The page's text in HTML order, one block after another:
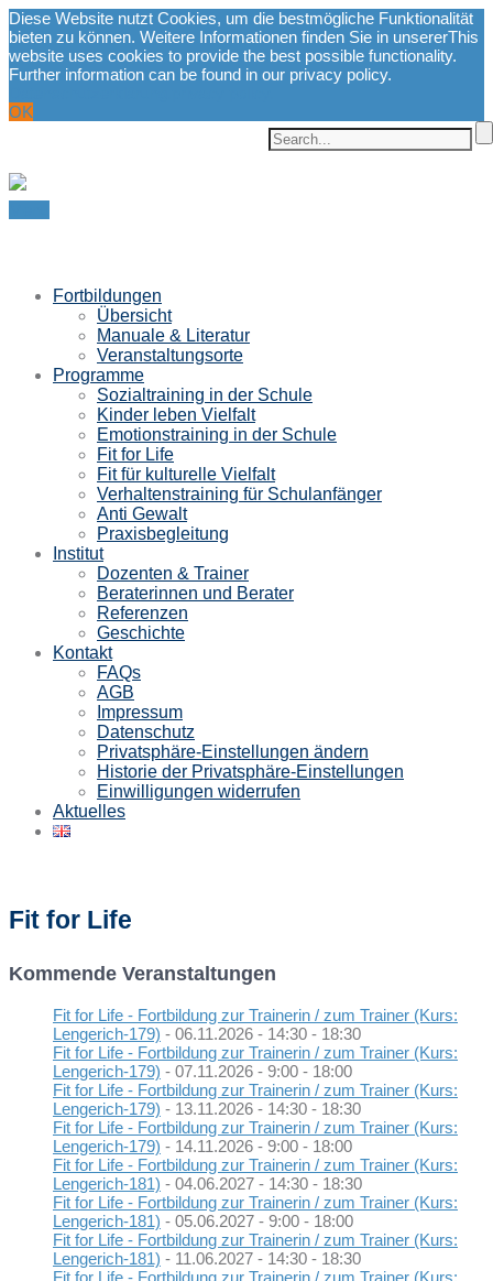
Diese Website nutzt Cookies, um die bestmögliche Funktionalität
bieten zu können. Weitere Informationen finden Sie in unsererThis
website uses cookies to provide the best possible functionality.
Further information can be found in our privacy policy.
OK
Fortbildungen
Übersicht
Manuale & Literatur
Veranstaltungsorte
Programme
Sozialtraining in der Schule
Kinder leben Vielfalt
Emotionstraining in der Schule
Fit for Life
Fit für kulturelle Vielfalt
Verhaltenstraining für Schulanfänger
Anti Gewalt
Praxisbegleitung
Institut
Dozenten & Trainer
Beraterinnen und Berater
Referenzen
Geschichte
Kontakt
FAQs
AGB
Impressum
Datenschutz
Privatsphäre-Einstellungen ändern
Historie der Privatsphäre-Einstellungen
Einwilligungen widerrufen
Aktuelles
Fit for Life
Kommende Veranstaltungen
Fit for Life - Fortbildung zur Trainerin / zum Trainer (Kurs:
Lengerich-179) - 06.11.2026 - 14:30 - 18:30
Fit for Life - Fortbildung zur Trainerin / zum Trainer (Kurs:
Lengerich-179) - 07.11.2026 - 9:00 - 18:00
Fit for Life - Fortbildung zur Trainerin / zum Trainer (Kurs:
Lengerich-179) - 13.11.2026 - 14:30 - 18:30
Fit for Life - Fortbildung zur Trainerin / zum Trainer (Kurs:
Lengerich-179) - 14.11.2026 - 9:00 - 18:00
Fit for Life - Fortbildung zur Trainerin / zum Trainer (Kurs:
Lengerich-181) - 04.06.2027 - 14:30 - 18:30
Fit for Life - Fortbildung zur Trainerin / zum Trainer (Kurs:
Lengerich-181) - 05.06.2027 - 9:00 - 18:00
Fit for Life - Fortbildung zur Trainerin / zum Trainer (Kurs:
Lengerich-181) - 11.06.2027 - 14:30 - 18:30
Fit for Life - Fortbildung zur Trainerin / zum Trainer (Kurs: